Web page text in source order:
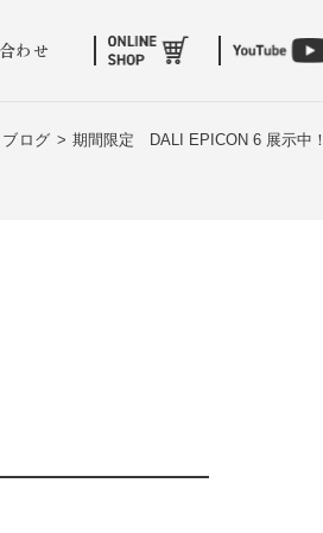
わせ
ログ > 期間限定 DALI EPICON 6 展示中！